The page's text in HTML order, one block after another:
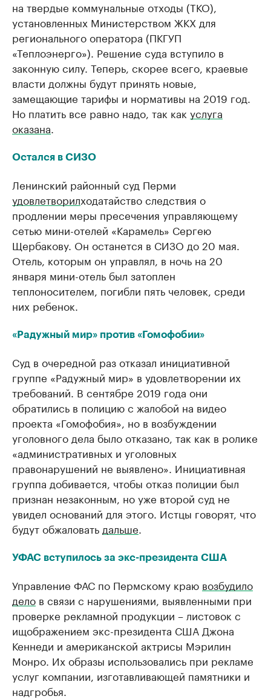
на твердые коммунальные отходы (ТКО),
установленных Министерством ЖКХ для
регионального оператора (ПКГУП
«Теплоэнерго»). Решение суда вступило в
законную силу. Теперь, скорее всего, краевые
власти должны будут принять новые,
замещающие тарифы и нормативы на 2019 год.
Но платить все равно надо, так как услуга
оказана
Остался в СИЗО
Ленинский районный суд Перми
удовлетворилходатайство следствия о
продлении меры пресечения управляющему
сетью мини-отелей «Карамель» Сергею
Щербакову. Он останется в СИЗО до 20 мая.
Отель, которым он управлял, в ночь на 20
января мини-отель был затоплен
теплоносителем, погибли пять человек, среди
них ребенок.
«Радужный мир» против «Гомофобии»
Суд в очередной раз отказал инициативной
группе «Радужный мир» в удовлетворении их
требований. В сентябре 2019 года они
обратились в полицию с жалобой на видео
проекта «Гомофобия», но в возбуждении
уголовного дела было отказано, так как в ролике
«административных и уголовных
правонарушений не выявлено». Инициативная
группа добивается, чтобы отказ полиции был
признан незаконным, но уже второй суд не
увидел оснований для этого. Истцы говорят, что
будут обжаловать дальше
УФАС вступилось за экс-президента США
Управление ФАС по Пермскому краю возбудило
дело в связи с нарушениями, выявленными при
проверке рекламной продукции – листовок с
ищображением экс-президента США Джона
Кеннеди и американской актрисы Мэрилин
Монро. Их образы использовались при рекламе
услуг компании, изготавливающей памятники и
надгробья.